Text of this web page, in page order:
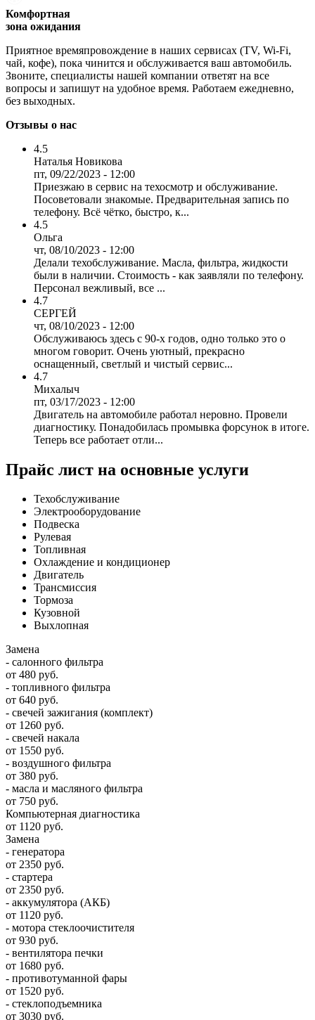
Комфортная
зона ожидания
Приятное времяпровождение в наших сервисах (TV, Wi-Fi,
чай, кофе), пока чинится и обслуживается ваш автомобиль.
Звоните, специалисты нашей компании ответят на все
вопросы и запишут на удобное время. Работаем ежедневно,
без выходных.
Отзывы о нас
4.5
Наталья Новикова
пт, 09/22/2023 - 12:00
Приезжаю в сервис на техосмотр и обслуживание.
Посоветовали знакомые. Предварительная запись по
телефону. Всё чётко, быстро, к...
4.5
Ольга
чт, 08/10/2023 - 12:00
Делали техобслуживание. Масла, фильтра, жидкости
были в наличии. Стоимость - как заявляли по телефону.
Персонал вежливый, все ...
4.7
СЕРГЕЙ
чт, 08/10/2023 - 12:00
Обслуживаюсь здесь с 90-х годов, одно только это о
многом говорит. Очень уютный, прекрасно
оснащенный, светлый и чистый сервис...
4.7
Михалыч
пт, 03/17/2023 - 12:00
Двигатель на автомобиле работал неровно. Провели
диагностику. Понадобилась промывка форсунок в итоге.
Теперь все работает отли...
Прайс лист на основные услуги
Техобслуживание
Электрооборудование
Подвеска
Рулевая
Топливная
Охлаждение и кондиционер
Двигатель
Трансмиссия
Тормоза
Кузовной
Выхлопная
Замена
- салонного фильтра
от 480 руб.
- топливного фильтра
от 640 руб.
- свечей зажигания (комплект)
от 1260 руб.
- свечей накала
от 1550 руб.
- воздушного фильтра
от 380 руб.
- масла и масляного фильтра
от 750 руб.
Компьютерная диагностика
от 1120 руб.
Замена
- генератора
от 2350 руб.
- стартера
от 2350 руб.
- аккумулятора (АКБ)
от 1120 руб.
- мотора стеклоочистителя
от 930 руб.
- вентилятора печки
от 1680 руб.
- противотуманной фары
от 1520 руб.
- стеклоподъемника
от 3030 руб.